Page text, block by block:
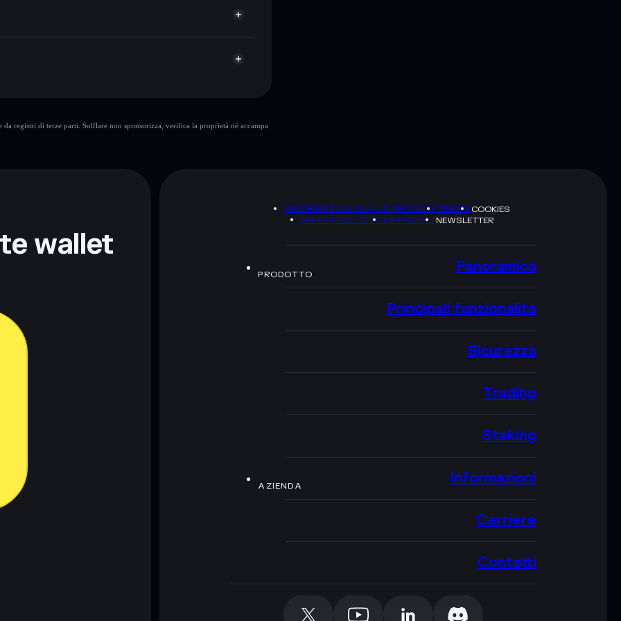
registri di terze parti. Solflare non sponsorizza, verifica la proprietà né accampa
wallet
INFORMATIVA SULLA PRIVACYTERMSCOOKIES
MAPPA DEL SITOBRAND KITNEWSLETTER
PRODOTTO Panoramica
Principali funzionalità
Sicurezza
Trading
Staking
AZIENDA Informazioni
Carriere
Contatti